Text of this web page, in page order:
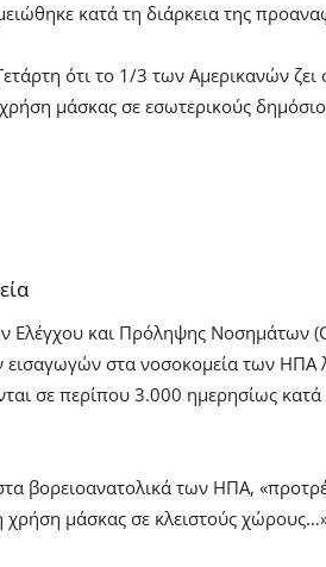
κατά τη διάρκεια της
ότι το 1/3 των Αμερικανών
μάσκας σε εσωτερικούς
Ελέγχου και Πρόληψης Νοσημάτων
εισαγωγών στα νοσοκομεία των
σε περίπου 3.000 ημερησίως
βορειοανατολικά των ΗΠΑ,
μάσκας σε κλειστούς